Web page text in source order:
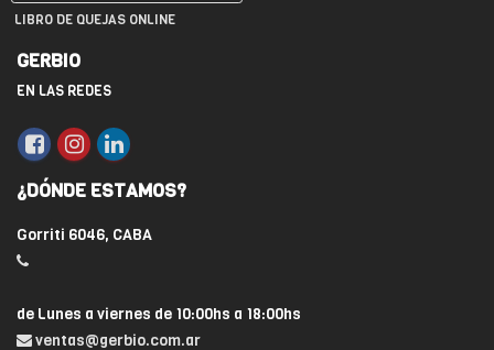
LIBRO DE QUEJAS ONLINE
GERBIO
EN LAS REDES
¿DÓNDE ESTAMOS?
Gorriti 6046, CABA
de Lunes a viernes de 10:00hs a 18:00hs
ventas@gerbio.com.ar